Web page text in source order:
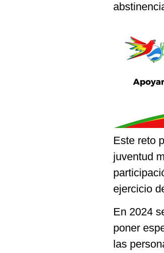
Este reto
juventud
ejercicio
En 2024
poner
las